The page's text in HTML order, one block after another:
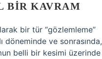
BIR KAVRAM
bir tür “gözlemleme”
döneminde ve sonrasında,
belli bir kesimi üzerinde